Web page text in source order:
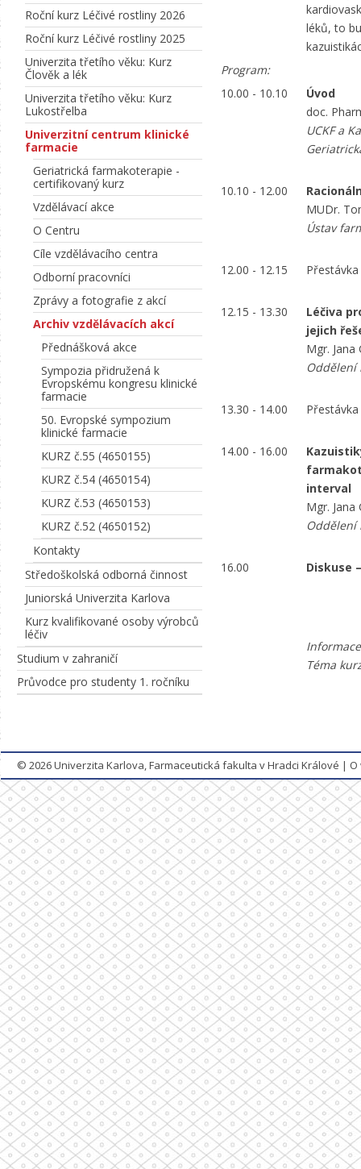
Roční kurz Léčivé rostliny 2026
Roční kurz Léčivé rostliny 2025
Univerzita třetího věku: Kurz
Člověk a lék
Univerzita třetího věku: Kurz
Lukostřelba
Univerzitní centrum klinické
farmacie
Geriatrická farmakoterapie -
certifikovaný kurz
Vzdělávací akce
O Centru
Cíle vzdělávacího centra
Odborní pracovníci
Zprávy a fotografie z akcí
Archiv vzdělávacích akcí
Přednášková akce
Sympozia přidružená k
Evropskému kongresu klinické
farmacie
50. Evropské sympozium
klinické farmacie
KURZ č.55 (4650155)
KURZ č.54 (4650154)
KURZ č.53 (4650153)
KURZ č.52 (4650152)
Kontakty
Středoškolská odborná činnost
Juniorská Univerzita Karlova
Kurz kvalifikované osoby výrobců
léčiv
Studium v zahraničí
Průvodce pro studenty 1. ročníku
léků, to
Program:
10.00 - 10.10
Úvod
doc.
UCKF a
10.10 - 12.00
MUDr.
Ústav
12.00 - 12.15 Přestávka
12.15 - 13.30
Léčiva
jejich
Mgr. Jana
Oddělení
13.30 - 14.00 Přestávka
14.00 - 16.00
interval
Mgr. Jana
Oddělení
16.00 Diskuse
Téma
© 2026Univerzita Karlova, Farmaceutická fakulta v Hradci Králové |